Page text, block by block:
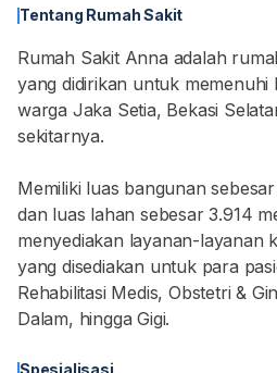
Tentang Rumah Sakit
Rumah Sakit Anna adalah
yang didirikan untuk memenuhi
warga Jaka Setia, Bekasi
sekitarnya.
Memiliki luas bangunan
dan luas lahan sebesar 3.914
menyediakan layanan-layanan
yang disediakan untuk para
Rehabilitasi Medis, Obstetri &
Dalam, hingga Gigi.
Spesialisasi